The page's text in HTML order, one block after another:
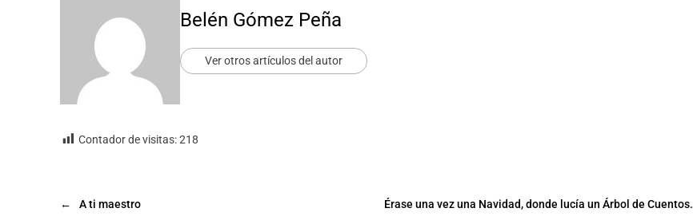
Belén Gómez Peña
Ver otros artículos del autor
Contador de visitas:218
← A ti maestro Érase una vez una Navidad, donde lucía un Árbol de Cuentos.